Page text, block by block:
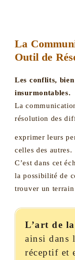
La
Outil de
Les conflits,
insurmontables.
La
résolution des
exprimer leurs
celles des autres.
C’est dans cet
la possibilité de
trouver un terrain
L’art de
ainsi dans
réceptif et